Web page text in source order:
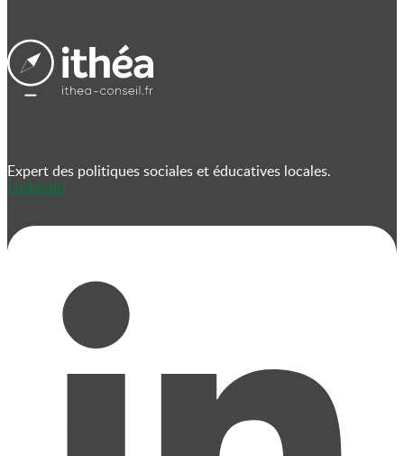
Expert des politiques sociales et éducatives locales.
Linkedin